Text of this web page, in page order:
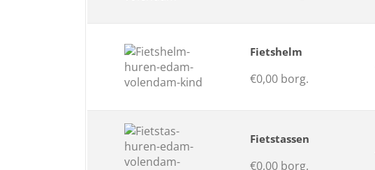
Fietshelm
€0,00 borg.
Fietstassen
€0,00 borg.